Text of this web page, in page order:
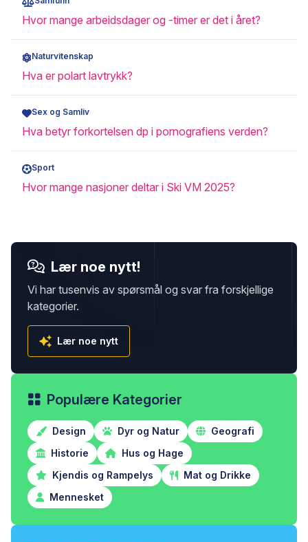
Hvor mange arbeidsdager og -timer er det i året?
Naturvitenskap
Hva er polart lavtrykk?
Sex og Samliv
Hva betyr forkortelsen dp i pornografiens verden?
Sport
Hvor mange nasjoner deltar i Ski VM 2025?
Lær noe nytt!
Vi har tusenvis av spørsmål og svar fra forskjellige
kategorier.
Lær noe nytt
Populære Kategorier
Design Dyr og Natur
Geografi
Historie
Hus og Hage
Kjendis og Rampelys
Mat og Drikke
Mennesket